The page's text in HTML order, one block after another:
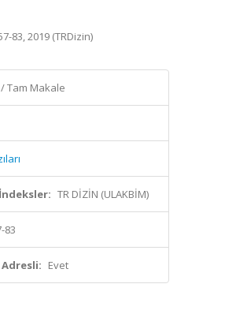
83, 2019 (TRDizin)
Tam Makale
TR DİZİN (ULAKBİM)
83
Evet